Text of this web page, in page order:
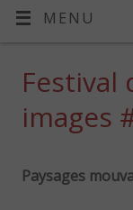
MENU
Festival
images
Paysages